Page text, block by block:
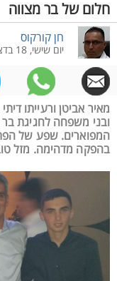
חלום של בר מצווה
חן קורקוס
יום שישי, 18 בדצמבר 2015, 08:21
המפוארים. שפע של
בהפקה מדהימה. מזל טוב